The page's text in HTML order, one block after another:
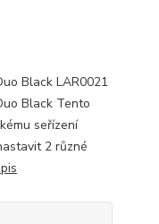
Black LAR0021
Black Tento
seřízení
2 různé